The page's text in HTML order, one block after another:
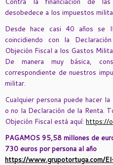
desobedece a los impuestos
Desde hace casi 40 años se
coincidiendo con la
Objeción Fiscal a los Gastos
De manera muy básica,
correspondiente de nuestros
militar.
Cualquier persona puede hacer
o no la Declaración de la Renta.
Objeción Fiscal está aquí: https://
PAGAMOS 95,58 millones de
730 euros por persona al año
https://www.grupotortuga.com/